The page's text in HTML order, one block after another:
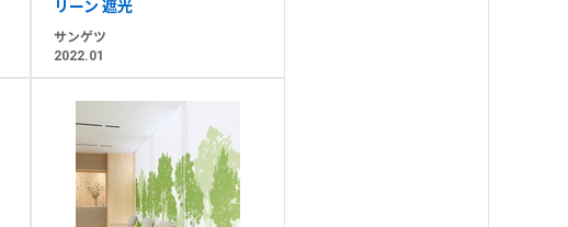
リーン 遮光
サンゲツ
2022.01